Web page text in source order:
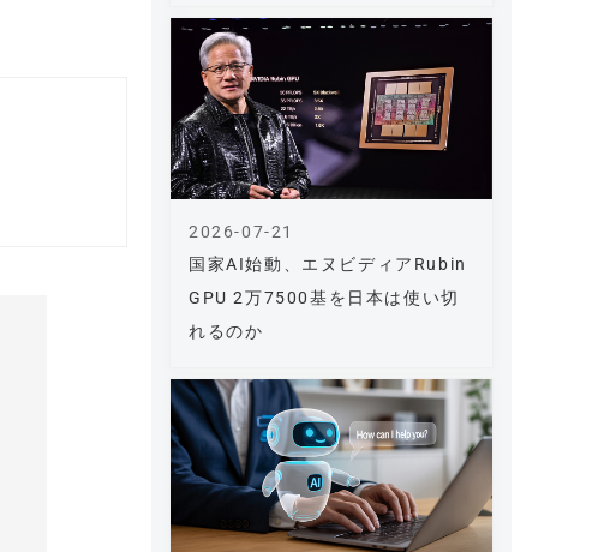
国家AI始動、エヌビディアRubin
GPU 2万7500基を日本は使い切
れるのか
2026-07-21